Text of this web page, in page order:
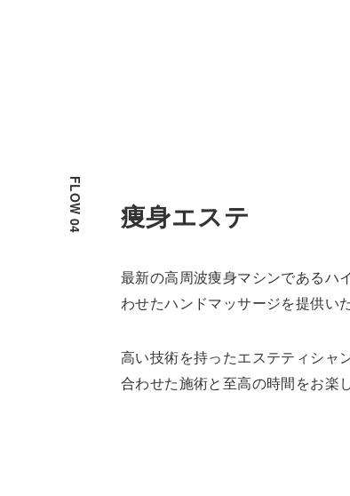
痩身エステ
最新の高周波痩身マシンであるハ
わせたハンドマッサージを提供い
高い技術を持ったエステティシャ
合わせた施術と至高の時間をお楽